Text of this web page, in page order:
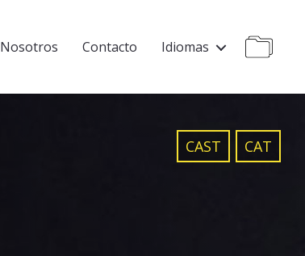
Nosotros Contacto Idiomas
CAST CAT